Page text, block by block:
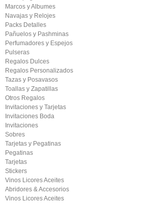
Marcos y Albumes
Navajas y Relojes
Packs Detalles
Pañuelos y Pashminas
Perfumadores y Espejos
Pulseras
Regalos Dulces
Regalos Personalizados
Tazas y Posavasos
Toallas y Zapatillas
Otros Regalos
Invitaciones y Tarjetas
Invitaciones Boda
Invitaciones
Sobres
Tarjetas y Pegatinas
Pegatinas
Tarjetas
Stickers
Vinos Licores Aceites
Abridores & Accesorios
Vinos Licores Aceites